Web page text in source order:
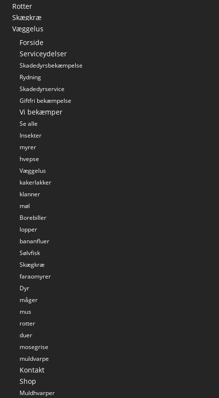
Rotter
Skægkræ
Væggelus
Forside
Serviceydelser
Skadedyrsbekæmpelse
Rydning
Skadedyrservice
Giftfri bekæmpelse
Vi bekæmper
Se alle
Insekter
myrer
hvepse
Væggelus
kakerlakker
klanner
møl
Borebiller
lopper
bananfluer
Sølvfisk
Skægkræ
faraomyrer
Dyr
måger
mus
rotter
duer
mosegrise
muldvarpe
Kontakt
Shop
Muldhvarper